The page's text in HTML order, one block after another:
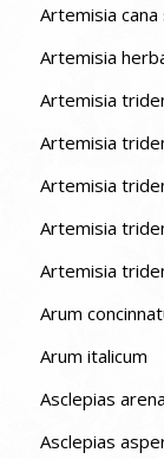
Artemisia
Artemisia
Artemisia
Artemisia
Artemisia
Artemisia
Arum
Arum italicum
Asclepias
Asclepias